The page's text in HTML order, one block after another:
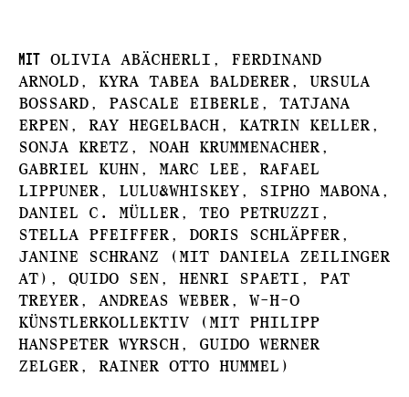
Mit Olivia Abächerli, Ferdinand
Arnold, Kyra Tabea Balderer, Ursula
Bossard, Pascale Eiberle, Tatjana
Erpen, Ray Hegelbach, Katrin Keller,
Sonja Kretz, Noah Krummenacher,
Gabriel Kuhn, Marc Lee, Rafael
Lippuner, Lulu&Whiskey, Sipho Mabona,
Daniel C. Müller, Teo Petruzzi,
Stella Pfeiffer, Doris Schläpfer,
Janine Schranz (mit Daniela Zeilinger
AT), Quido Sen, Henri Spaeti, Pat
Treyer, Andreas Weber, W-H-O
Künstlerkollektiv (mit Philipp
Hanspeter Wyrsch, Guido Werner
Zelger, Rainer Otto Hummel)